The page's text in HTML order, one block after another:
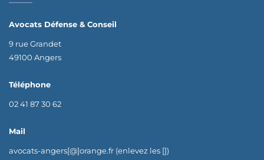
Avocats Défense & Conseil
9 rue Grandet
49100 Angers
Téléphone
02 41 87 30 62
Mail
avocats-angers[@]orange.fr (enlevez les [])